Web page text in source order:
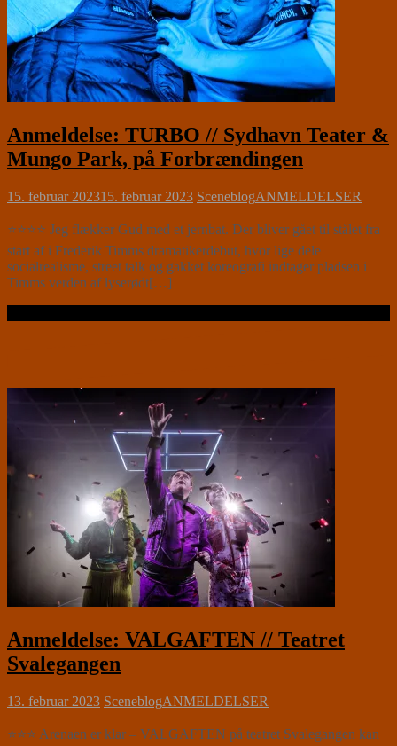
Anmeldelse: TURBO // Sydhavn Teater &
Mungo Park, på Forbrændingen
15. februar 202315. februar 2023 SceneblogANMELDELSER
⭐⭐⭐⭐ Jeg flækker Gud med et jernbat. Der bliver gået til stålet fra
start af i Frederik Timms dramatikerdebut, hvor lige dele
socialrealisme, street talk og gakket koreografi indtager pladsen i
Timms verden af lyserødt[…]
Anmeldelse: VALGAFTEN // Teatret
Svalegangen
13. februar 2023 SceneblogANMELDELSER
⭐⭐⭐ Arenaen er klar – VALGAFTEN på teatret Svalegangen kan